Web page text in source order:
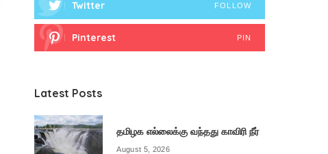
Twitter FOLLOW
Pinterest PIN
Latest Posts
தமிழக எல்லைக்கு வந்தது காவிரி நீர்
August 5, 2026